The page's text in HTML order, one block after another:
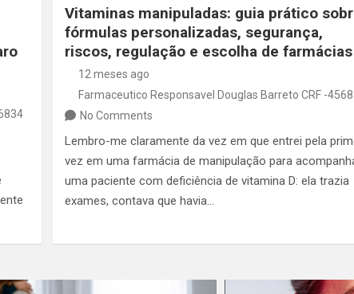
Vitaminas manipuladas: guia prático
fórmulas personalizadas, segurança,
riscos, regulação e escolha de farmácias
12 meses ago
Farmaceutico Responsavel Douglas Barreto CRF -
No Comments
Lembro-me claramente da vez em que entrei pela
vez em uma farmácia de manipulação para
uma paciente com deficiência de vitamina D: ela trazia
exames, contava que havia…